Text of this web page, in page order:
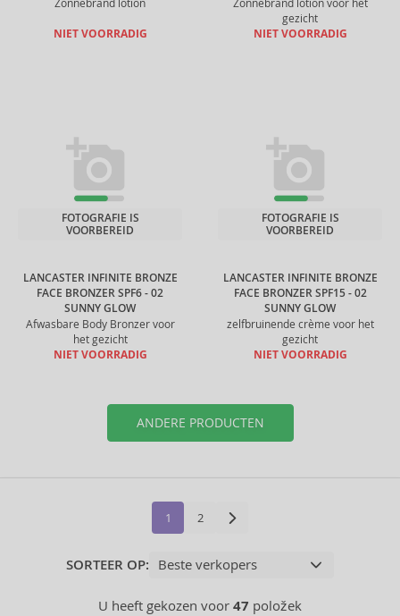
Zonnebrand lotion
NIET VOORRADIG
Zonnebrand lotion voor het
gezicht
NIET VOORRADIG
LANCASTER INFINITE BRONZE
FACE BRONZER SPF6 - 02
SUNNY GLOW
Afwasbare Body Bronzer voor
het gezicht
FOTOGRAFIE IS
VOORBEREID
NIET VOORRADIG
LANCASTER INFINITE BRONZE
FACE BRONZER SPF15 - 02
SUNNY GLOW
zelfbruinende crème voor het
gezicht
FOTOGRAFIE IS
VOORBEREID
NIET VOORRADIG
ANDERE PRODUCTEN
1 2
SORTEER OP:
U heeft gekozen voor 47 položek